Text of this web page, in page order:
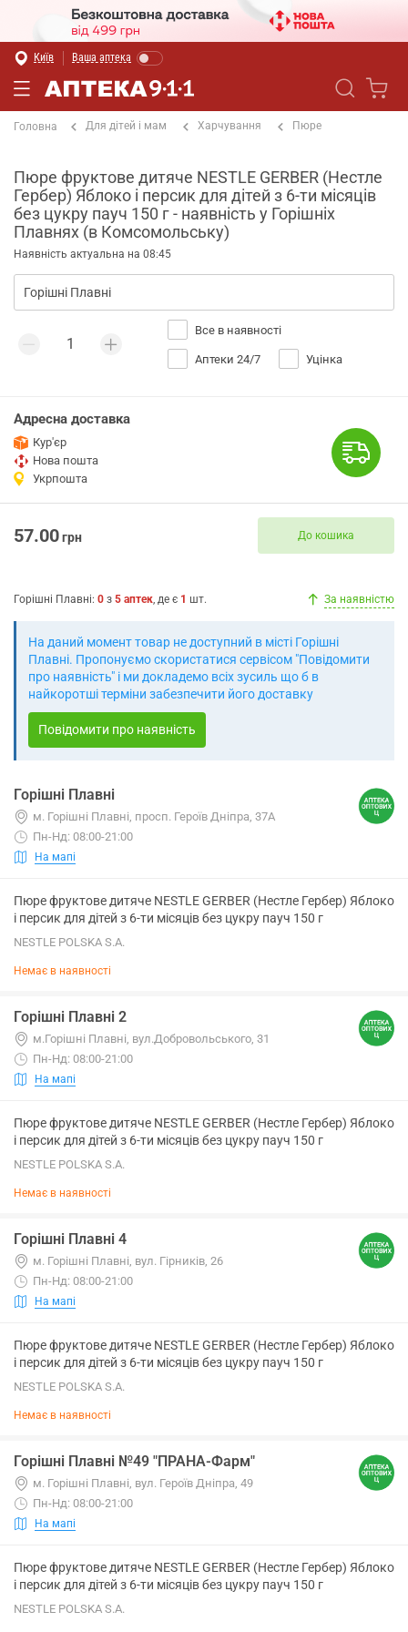
Київ Ваша аптека
Головна Для дітей і мам Харчування Пюре
Пюре фруктове дитяче NESTLE GERBER (Нестле
Гербер) Яблоко і персик для дітей з 6-ти місяців
без цукру пауч 150 г - наявність у Горішніх
Плавнях (в Комсомольську)
Наявність актуальна на 08:45
Все в наявності
Аптеки 24/7 Уцінка
Адресна доставка
Кур'єр
Нова пошта
Укрпошта
57.00грн До кошика
Горішні Плавні: 0 з 5 аптек, де є 1 шт. За наявністю
На даний момент товар не доступний в місті Горішні
Плавні. Пропонуємо скористатися сервісом "Повідомити
про наявність" і ми докладемо всіх зусиль що б в
найкоротші терміни забезпечити його доставку
Повідомити про наявність
Горішні Плавні
м. Горішні Плавні, просп. Героїв Дніпра, 37А
Пн-Нд: 08:00-21:00
На мапі
Пюре фруктове дитяче NESTLE GERBER (Нестле Гербер) Яблоко
і персик для дітей з 6-ти місяців без цукру пауч 150 г
NESTLE POLSKA S.A.
Немає в наявності
Горішні Плавні 2
м.Горішні Плавні, вул.Добровольського, 31
Пн-Нд: 08:00-21:00
На мапі
Пюре фруктове дитяче NESTLE GERBER (Нестле Гербер) Яблоко
і персик для дітей з 6-ти місяців без цукру пауч 150 г
NESTLE POLSKA S.A.
Немає в наявності
Горішні Плавні 4
м. Горішні Плавні, вул. Гірників, 26
Пн-Нд: 08:00-21:00
На мапі
Пюре фруктове дитяче NESTLE GERBER (Нестле Гербер) Яблоко
і персик для дітей з 6-ти місяців без цукру пауч 150 г
NESTLE POLSKA S.A.
Немає в наявності
Горішні Плавні №49 "ПРАНА-Фарм"
м. Горішні Плавні, вул. Героїв Дніпра, 49
Пн-Нд: 08:00-21:00
На мапі
Пюре фруктове дитяче NESTLE GERBER (Нестле Гербер) Яблоко
і персик для дітей з 6-ти місяців без цукру пауч 150 г
NESTLE POLSKA S.A.